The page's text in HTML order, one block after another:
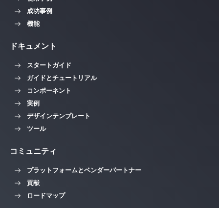
成功事例
機能
ドキュメント
スタートガイド
ガイドとチュートリアル
コンポーネント
実例
デザインテンプレート
ツール
コミュニティ
プラットフォームとベンダーパートナー
貢献
ロードマップ